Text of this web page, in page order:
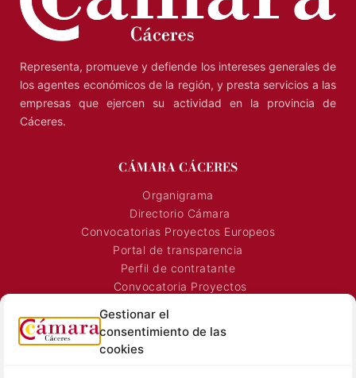
Gestionar el
consentimiento de las
cookies
Representa, promueve y defiende los intereses generales de
los agentes económicos de la región, y presta servicios a las
empresas que ejercen su actividad en la provincia de
Cáceres.
CÁMARA CÁCERES
Organigrama
Directorio Cámara
Convocatorias Proyectos Europeos
Portal de transparencia
Perfil de contratante
Convocatoria Proyectos
Señalización Comercial
Contacto